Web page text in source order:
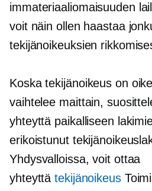
immateriaaliomaisuuden
voit näin ollen haastaa
tekijänoikeuksien
Koska tekijänoikeus on
vaihtelee maittain,
yhteyttä paikalliseen
erikoistunut
Yhdysvalloissa, voit ottaa
yhteyttätekijänoikeus